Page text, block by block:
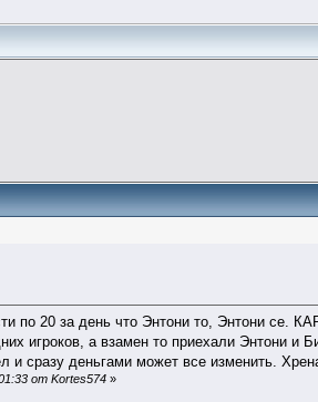
по 20 за день что Энтони то, Энтони
игроков, а взамен то приехали Энтони и
и сразу деньгами может все изменить.
от Kortes574»